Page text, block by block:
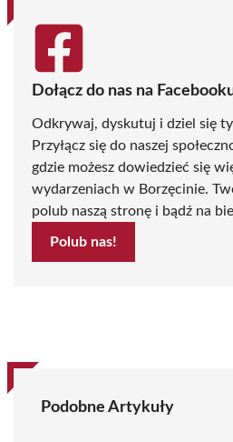
Dołącz do nas na
Odkrywaj, dyskutuj i dziel się
Przyłącz się do naszej
gdzie możesz dowiedzieć się
wydarzeniach w Borzęcinie.
polub naszą stronę i bądź na
Polub nas!
Podobne Artykuły